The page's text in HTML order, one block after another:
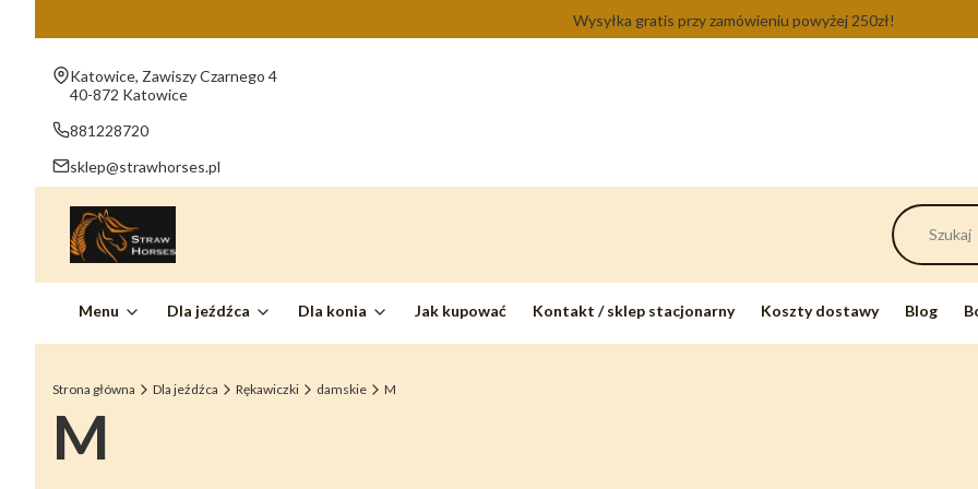
Wysyłka gratis przy zamówieniu powyżej 250zł!
Adres:
Katowice, Zawiszy Czarnego 4
40-872 Katowice
881228720
sklep@strawhorses.pl
Menu Dla jeźdźca Dla konia Jak kupować Kontakt / sklep stacjonarny Koszty dostawy Blog
Strona główna Dla jeźdźca Rękawiczki damskie M
M